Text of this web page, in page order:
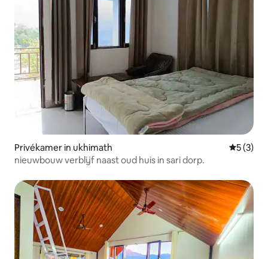
Privékamer in ukhimath
5 (3)
nieuwbouw verblijf naast oud huis in sari dorp.